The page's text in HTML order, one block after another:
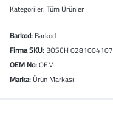
Kategoriler: Tüm Ürünler
Barkod: Barkod
Firma SKU: BOSCH 0281004107
OEM No:OEM
Marka: Ürün Markası